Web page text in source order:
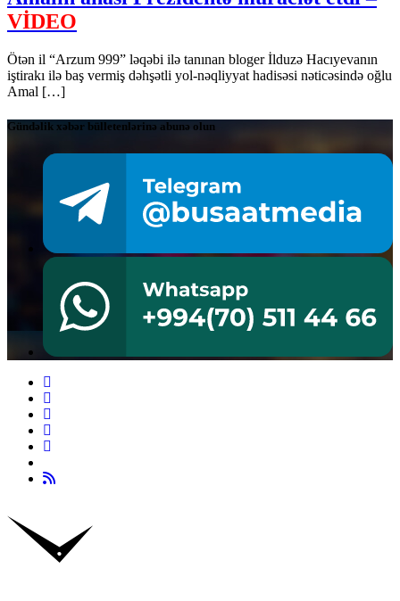
VİDEO
Ötən il “Arzum 999” ləqəbi ilə tanınan bloger İlduzə Hacıyevanın
iştirakı ilə baş vermiş dəhşətli yol-nəqliyyat hadisəsi nəticəsində oğlu
Amal […]
Gündəlik xəbər bülletenlərinə abunə olun